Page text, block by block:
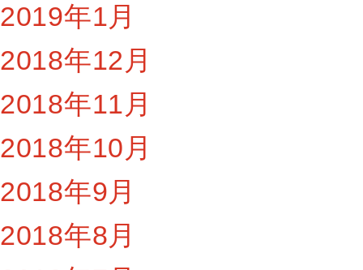
2019年1月
2018年12月
2018年11月
2018年10月
2018年9月
2018年8月